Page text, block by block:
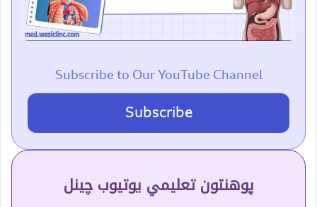
Subscribe to Our YouTube Channel
Subscribe
پوهنتون تعلیمي یوتیوب چینل